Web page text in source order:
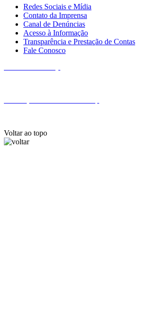
Redes Sociais e Mídia
Contato da Imprensa
Canal de Denúncias
Acesso à Informação
Transparência e Prestação de Contas
Fale Conosco
Voltar ao topo